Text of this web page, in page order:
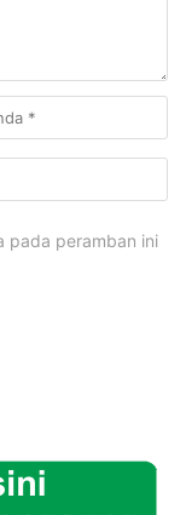
pada peramban ini